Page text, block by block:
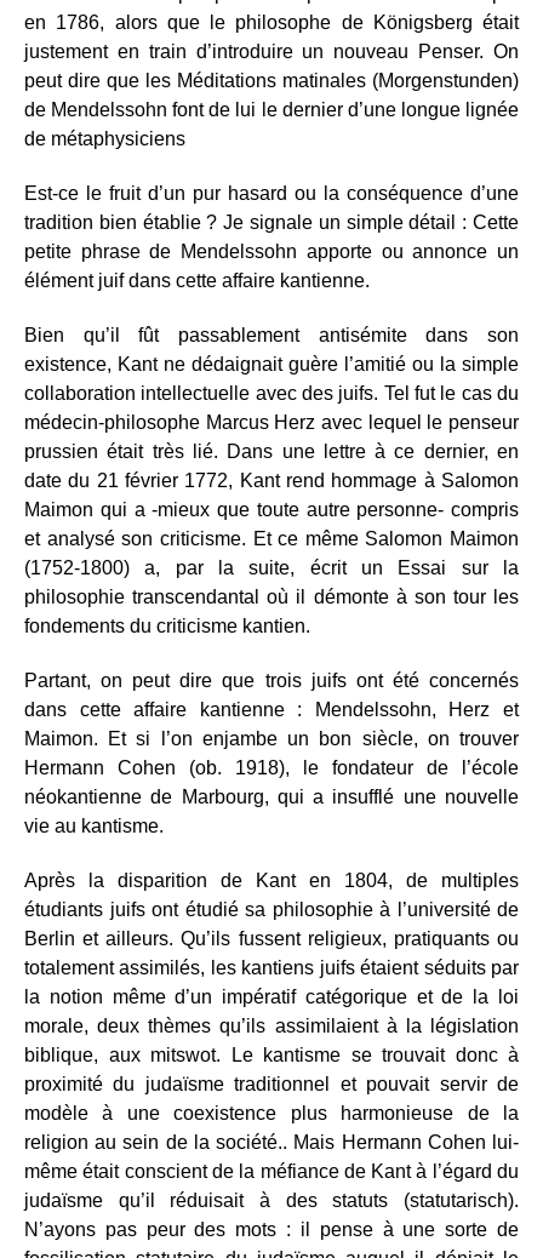
en 1786, alors que le philosophe de Königsberg était
justement en train d’introduire un nouveau Penser. On
peut dire que les Méditations matinales (Morgenstunden)
de Mendelssohn font de lui le dernier d’une longue lignée
de métaphysiciens
Est-ce le fruit d’un pur hasard ou la conséquence d’une
tradition bien établie ? Je signale un simple détail : Cette
petite phrase de Mendelssohn apporte ou annonce un
élément juif dans cette affaire kantienne.
Bien qu’il fût passablement antisémite dans son
existence, Kant ne dédaignait guère l’amitié ou la simple
collaboration intellectuelle avec des juifs. Tel fut le cas du
médecin-philosophe Marcus Herz avec lequel le penseur
prussien était très lié. Dans une lettre à ce dernier, en
date du 21 février 1772, Kant rend hommage à Salomon
Maimon qui a -mieux que toute autre personne- compris
et analysé son criticisme. Et ce même Salomon Maimon
(1752-1800) a, par la suite, écrit un Essai sur la
philosophie transcendantal où il démonte à son tour les
fondements du criticisme kantien.
Partant, on peut dire que trois juifs ont été concernés
dans cette affaire kantienne : Mendelssohn, Herz et
Maimon. Et si l’on enjambe un bon siècle, on trouver
Hermann Cohen (ob. 1918), le fondateur de l’école
néokantienne de Marbourg, qui a insufflé une nouvelle
vie au kantisme.
Après la disparition de Kant en 1804, de multiples
étudiants juifs ont étudié sa philosophie à l’université de
Berlin et ailleurs. Qu’ils fussent religieux, pratiquants ou
totalement assimilés, les kantiens juifs étaient séduits par
la notion même d’un impératif catégorique et de la loi
morale, deux thèmes qu’ils assimilaient à la législation
biblique, aux mitswot. Le kantisme se trouvait donc à
proximité du judaïsme traditionnel et pouvait servir de
modèle à une coexistence plus harmonieuse de la
religion au sein de la société.. Mais Hermann Cohen lui-
même était conscient de la méfiance de Kant à l’égard du
judaïsme qu’il réduisait à des statuts (statutarisch).
N’ayons pas peur des mots : il pense à une sorte de